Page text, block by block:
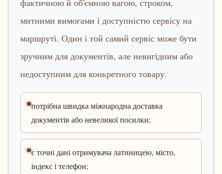
фактичною й об'ємною вагою, строком,
митними вимогами і доступністю сервісу на
маршруті. Один і той самий сервіс може бути
зручним для документів, але невигідним або
недоступним для конкретного товару.
потрібна швидка міжнародна доставка
документів або невеликої посилки;
є точні дані отримувача латиницею, місто,
індекс і телефон;